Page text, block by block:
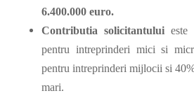
6.400.000 euro.
Contributia solicitantului
pentru intreprinderi mici si
pentru intreprinderi mijlocii si
mari.